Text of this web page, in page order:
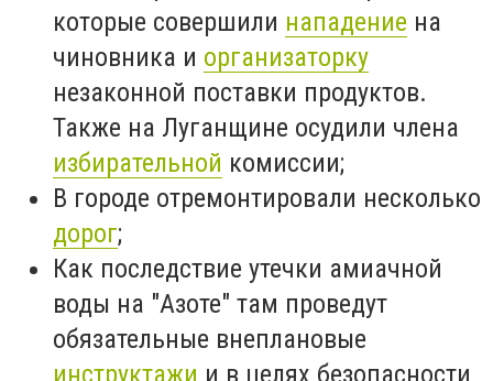
которые совершили нападение на
чиновника и организаторку
незаконной поставки продуктов.
Также на Луганщине осудили члена
избирательной комиссии;
В городе отремонтировали несколько
дорог;
Как последствие утечки амиачной
воды на "Азоте" там проведут
обязательные внеплановые
инструктажи и в целях безопасности